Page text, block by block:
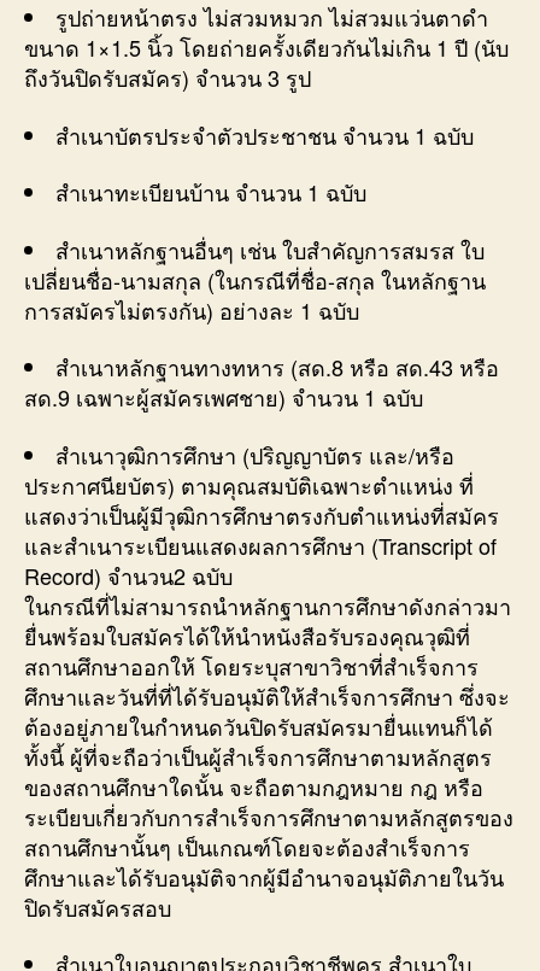
รูปถ่ายหน้าตรง ไม่สวมหมวก ไม่สวมแว่นตาดำ
ขนาด 1×1.5 นิ้ว โดยถ่ายครั้งเดียวกันไม่เกิน 1 ปี (นับ
ถึงวันปิดรับสมัคร) จำนวน 3 รูป
สำเนาบัตรประจำตัวประชาชน จำนวน 1 ฉบับ
สำเนาทะเบียนบ้าน จำนวน 1 ฉบับ
สำเนาหลักฐานอื่นๆ เช่น ใบสำคัญการสมรส ใบ
เปลี่ยนชื่อ-นามสกุล (ในกรณีที่ชื่อ-สกุล ในหลักฐาน
การสมัครไม่ตรงกัน) อย่างละ 1 ฉบับ
สำเนาหลักฐานทางทหาร (สด.8 หรือ สด.43 หรือ
สด.9 เฉพาะผู้สมัครเพศชาย) จำนวน 1 ฉบับ
สำเนาวุฒิการศึกษา (ปริญญาบัตร และ/หรือ
ประกาศนียบัตร) ตามคุณสมบัติเฉพาะตำแหน่ง ที่
แสดงว่าเป็นผู้มีวุฒิการศึกษาตรงกับตำแหน่งที่สมัคร
และสำเนาระเบียนแสดงผลการศึกษา (Transcript of
Record) จำนวน2 ฉบับ
ในกรณีที่ไม่สามารถนำหลักฐานการศึกษาดังกล่าวมา
ยื่นพร้อมใบสมัครได้ให้นำหนังสือรับรองคุณวุฒิที่
สถานศึกษาออกให้ โดยระบุสาขาวิชาที่สำเร็จการ
ศึกษาและวันที่ที่ได้รับอนุมัติให้สำเร็จการศึกษา ซึ่งจะ
ต้องอยู่ภายในกำหนดวันปิดรับสมัครมายื่นแทนก็ได้
ทั้งนี้ ผู้ที่จะถือว่าเป็นผู้สำเร็จการศึกษาตามหลักสูตร
ของสถานศึกษาใดนั้น จะถือตามกฎหมาย กฎ หรือ
ระเบียบเกี่ยวกับการสำเร็จการศึกษาตามหลักสูตรของ
สถานศึกษานั้นๆ เป็นเกณฑ์โดยจะต้องสำเร็จการ
ศึกษาและได้รับอนุมัติจากผู้มีอำนาจอนุมัติภายในวัน
ปิดรับสมัครสอบ
สำเนาใบอนุญาตประกอบวิชาชีพครู สำเนาใบ